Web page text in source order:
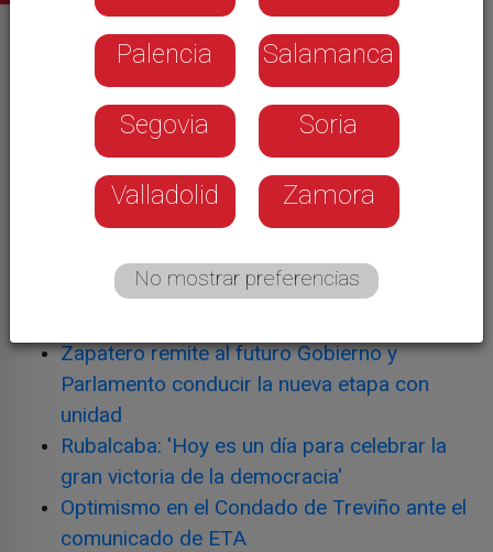
ETA anuncia el cese de definitivo de su
actividad armada
El PP asegura que no vale el cese de la
Dos años de sucesivos golpes policiales a
todas las estructuras de ETA
700 presos etarras están en prisión
ETA ha cometido 13 atentados en Castilla y
Zapatero remite al futuro Gobierno y
Parlamento conducir la nueva etapa con
unidad
Rubalcaba: 'Hoy es un día para celebrar la
gran victoria de la democracia'
Optimismo en el Condado de Treviño ante el
comunicado de ETA
Palencia Salamanca
Segovia Soria
Valladolid Zamora
No mostrar preferencias